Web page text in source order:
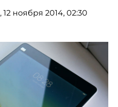
, 12 ноября 2014, 02:30